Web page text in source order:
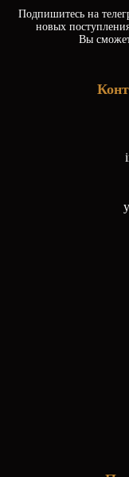
Подпишитесь на
новых
Вы